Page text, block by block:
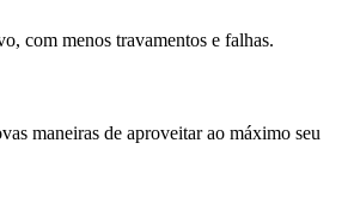
com menos travamentos e falhas.
maneiras de aproveitar ao máximo seu